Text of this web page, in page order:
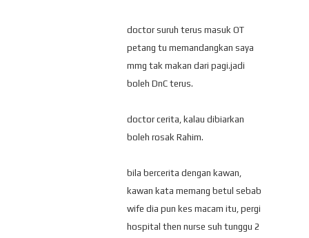
doctor suruh terus masuk OT
petang tu memandangkan saya
mmg tak makan dari pagi.jadi
boleh DnC terus.
doctor cerita, kalau dibiarkan
boleh rosak Rahim.
bila bercerita dengan kawan,
kawan kata memang betul sebab
wife dia pun kes macam itu, pergi
hospital then nurse suh tunggu 2